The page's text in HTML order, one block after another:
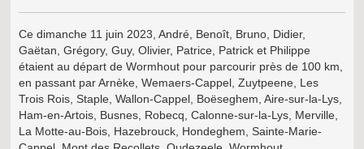
Ce dimanche 11 juin 2023, André, Benoît, Bruno, Didier,
Gaëtan, Grégory, Guy, Olivier, Patrice, Patrick et Philippe
étaient au départ de Wormhout pour parcourir près de 100 km,
en passant parArnèke, Wemaers-Cappel, Zuytpeene, Les
Trois Rois, Staple, Wallon-Cappel, Boëseghem, Aire-sur-la-Lys,
Ham-en-Artois, Busnes, Robecq, Calonne-sur-la-Lys, Merville,
La Motte-au-Bois, Hazebrouck, Hondeghem, Sainte-Marie-